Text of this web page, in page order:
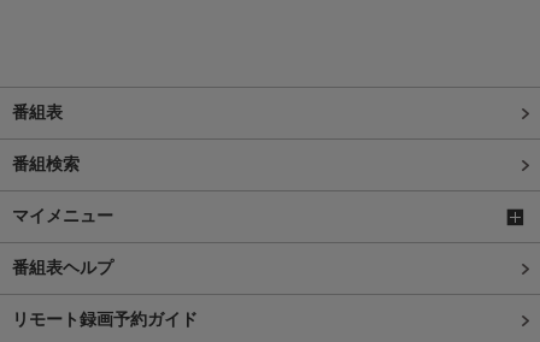
番組表
番組検索
マイメニュー
番組表ヘルプ
リモート録画予約ガイド